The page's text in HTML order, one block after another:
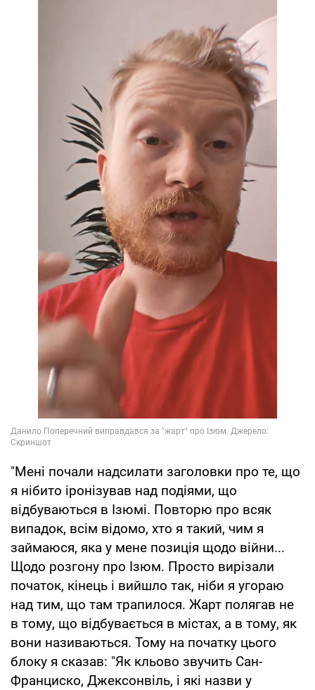
"Мені почали надсилати заголовки про те, що
я нібито іронізував над подіями, що
відбуваються в Ізюмі. Повторю про всяк
випадок, всім відомо, хто я такий, чим я
займаюся, яка у мене позиція щодо війни...
Щодо розгону про Ізюм. Просто вирізали
початок, кінець і вийшло так, ніби я угораю
над тим, що там трапилося. Жарт полягав не
в тому, що відбувається в містах, а в тому, як
вони називаються. Тому на початку цього
блоку я сказав: "Як кльово звучить Сан-
Франциско, Джексонвіль, і які назви у